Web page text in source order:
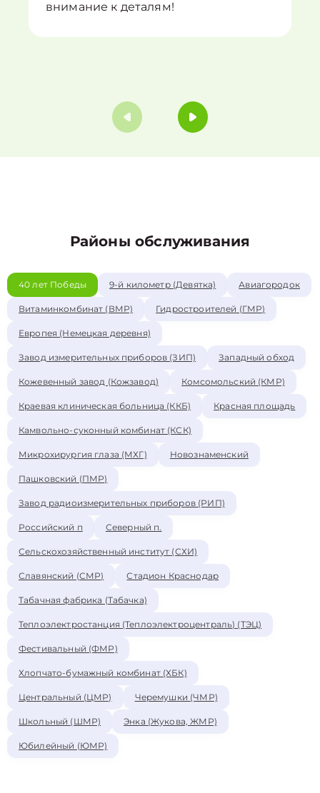
внимание к деталям!
Районы обслуживания
40 лет Победы 9-й километр (Девятка) Авиагородок
Витаминкомбинат (ВМР) Гидростроителей (ГМР)
Европея (Немецкая деревня)
Завод измерительных приборов (ЗИП) Западный обход
Кожевенный завод (Кожзавод) Комсомольский (КМР)
Краевая клиническая больница (ККБ) Красная площадь
Камвольно-суконный комбинат (КСК)
Микрохирургия глаза (МХГ) Новознаменский
Пашковский (ПМР)
Завод радиоизмерительных приборов (РИП)
Российский п Северный п.
Сельскохозяйственный институт (СХИ)
Славянский (СМР) Стадион Краснодар
Табачная фабрика (Табачка)
Теплоэлектростанция (Теплоэлектроцентраль) (ТЭЦ)
Фестивальный (ФМР)
Хлопчато-бумажный комбинат (ХБК)
Центральный (ЦМР) Черемушки (ЧМР)
Школьный (ШМР) Энка (Жукова, ЖМР)
Юбилейный (ЮМР)